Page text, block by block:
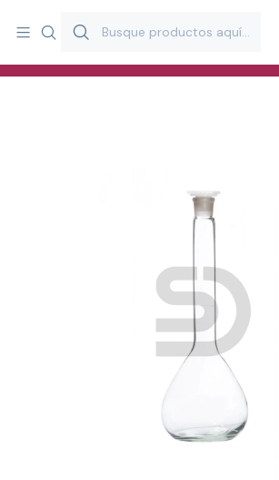
y estimulación infantil en Chile.
Especialistas en recursos educativos para